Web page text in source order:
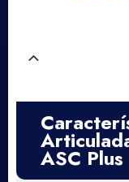
ASC Plus